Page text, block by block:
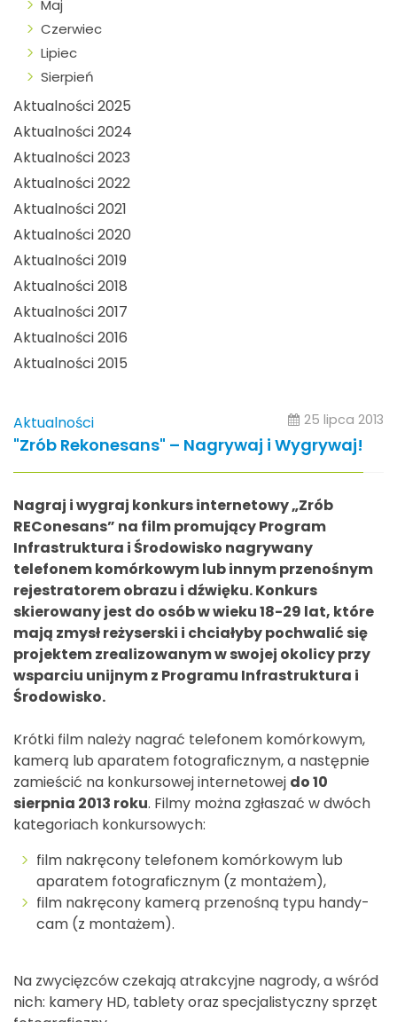
Maj
Czerwiec
Lipiec
Sierpień
Aktualności 2025
Aktualności 2024
Aktualności 2023
Aktualności 2022
Aktualności 2021
Aktualności 2020
Aktualności 2019
Aktualności 2018
Aktualności 2017
Aktualności 2016
Aktualności 2015
Aktualności 25 lipca 2013
"Zrób Rekonesans" – Nagrywaj i Wygrywaj!
Nagraj i wygraj konkurs internetowy „Zrób
REConesans” na film promujący Program
Infrastruktura i Środowisko nagrywany
telefonem komórkowym lub innym przenośnym
rejestratorem obrazu i dźwięku. Konkurs
skierowany jest do osób w wieku 18-29 lat, które
mają zmysł reżyserski i chciałyby pochwalić się
projektem zrealizowanym w swojej okolicy przy
wsparciu unijnym z Programu Infrastruktura i
Środowisko.
Krótki film należy nagrać telefonem komórkowym,
kamerą lub aparatem fotograficznym, a następnie
zamieścić na konkursowej internetowej do 10
sierpnia 2013 roku. Filmy można zgłaszać w dwóch
kategoriach konkursowych:
film nakręcony telefonem komórkowym lub
aparatem fotograficznym (z montażem),
film nakręcony kamerą przenośną typu handy-
cam (z montażem).
Na zwycięzców czekają atrakcyjne nagrody, a wśród
nich: kamery HD, tablety oraz specjalistyczny sprzęt